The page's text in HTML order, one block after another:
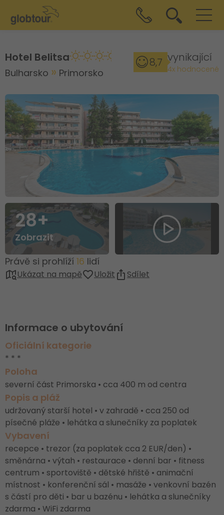
Hotel Belitsa
Bulharsko Primorsko
8,7 vynikající
4x hodnocené
28+
Zobrazit
Právě si prohlíží 16 lidí
Ukázat na mapě Uložit Sdílet
Informace o ubytování
Oficiální kategorie
* * *
Poloha
severní část Primorska • cca 400 m od centra
Popis a pláž
udržovaný starší hotel • v zahradě • cca 250 od
písečné pláže • lehátka a slunečníky za poplatek
Vybavení
recepce • trezor (za poplatek cca 2 EUR/den) •
směnárna • výtah • restaurace • denní bar • fitness
centrum • sportoviště • dětské hřiště • animační
místnost • konferenční sál • masáže • venkovní bazén
s částí pro děti • bar u bazénu • lehátka a slunečníky
zdarma • WiFi zdarma